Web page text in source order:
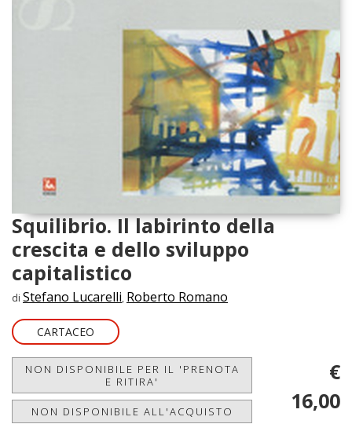
Squilibrio. Il labirinto della
crescita e dello sviluppo
capitalistico
di Stefano Lucarelli, Roberto Romano
CARTACEO
NON DISPONIBILE PER IL 'PRENOTA
E RITIRA'
NON DISPONIBILE ALL'ACQUISTO
€
16,00